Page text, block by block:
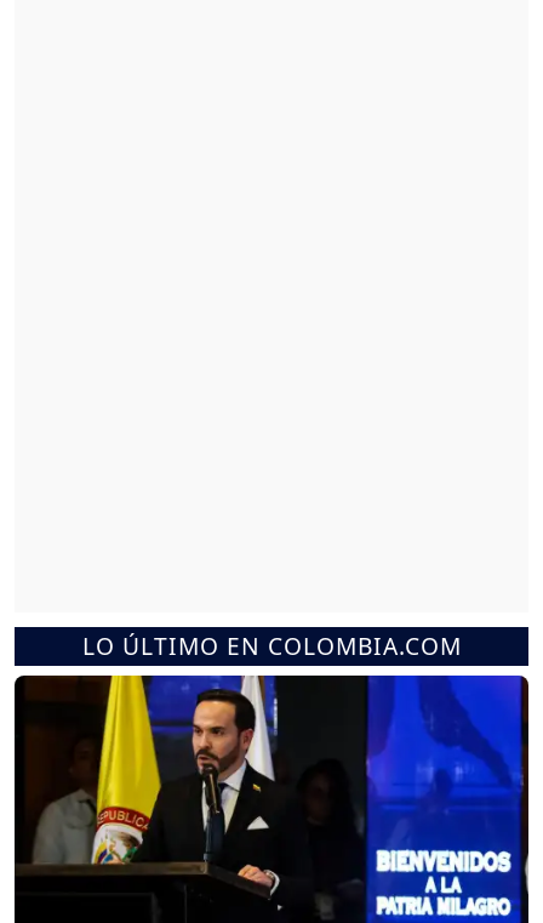
LO ÚLTIMO EN COLOMBIA.COM